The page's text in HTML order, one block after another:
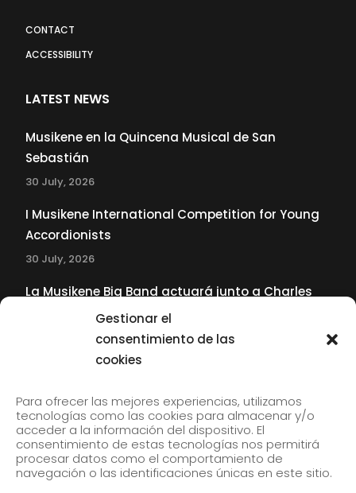
Gestionar el
consentimiento de las
cookies
Para ofrecer las mejores experiencias, utilizamos
tecnologías como las cookies para almacenar y/o
acceder a la información del dispositivo. El
consentimiento de estas tecnologías nos permitirá
procesar datos como el comportamiento de
navegación o las identificaciones únicas en este sitio.
CONTACT
ACCESSIBILITY
LATEST NEWS
Musikene en la Quincena Musical de San
Sebastián
30 July, 2026
I Musikene International Competition for Young
Accordionists
30 July, 2026
La Musikene Big Band actuará junto a Charles
Tolliver en el 61 Jazzaldia
Subscribe to our newsletter to receive our news by
email.